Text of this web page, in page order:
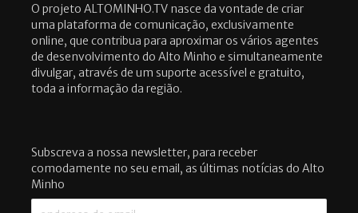
O projeto ALTOMINHO.TV nasce da vontade de criar
uma plataforma de comunicação, exclusivamente
online, que contribua para aproximar os vários agentes
de desenvolvimento do Alto Minho e simultaneamente
divulgar, através de um suporte acessível e gratuito,
toda a informação da região.
Subscreva a nossa newsletter, para receber
comodamente no seu email, as últimas notícias do Alto
Minho